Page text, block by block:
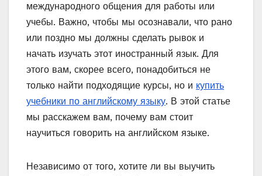
международного общения для работы или
учебы. Важно, чтобы мы осознавали, что рано
или поздно мы должны сделать рывок и
начать изучать этот иностранный язык. Для
этого вам, скорее всего, понадобиться не
только найти подходящие курсы, но и купить
учебники по английскому языку. В этой статье
мы расскажем вам, почему вам стоит
научиться говорить на английском языке.
Независимо от того, хотите ли вы выучить